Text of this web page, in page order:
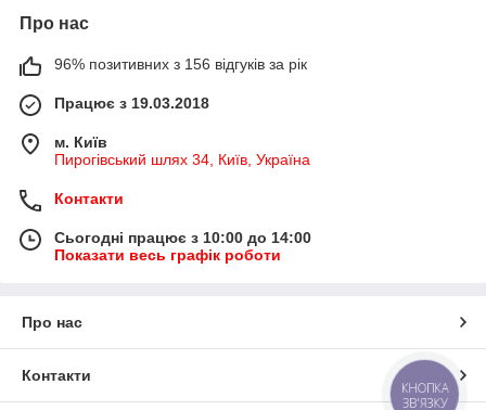
Про нас
96% позитивних з 156 відгуків за рік
Працює з 19.03.2018
м. Київ
Пирогівський шлях 34, Київ, Україна
Контакти
Сьогодні працює з 10:00 до 14:00
Показати весь графік роботи
Про нас
Контакти
КНОПКА
ЗВ'ЯЗКУ